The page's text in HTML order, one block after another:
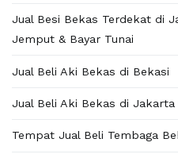
Jual Besi Bekas Terdekat di
Jemput & Bayar Tunai
Jual Beli Aki Bekas di Bekasi
Jual Beli Aki Bekas di Jakarta
Tempat Jual Beli Tembaga